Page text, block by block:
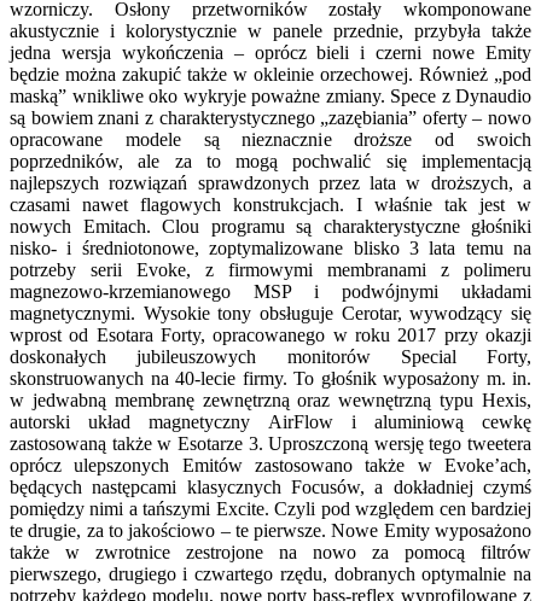
wzorniczy. Osłony przetworników zostały wkomponowane
akustycznie i kolorystycznie w panele przednie, przybyła także
jedna wersja wykończenia – oprócz bieli i czerni nowe Emity
będzie można zakupić także w okleinie orzechowej. Również „pod
maską” wnikliwe oko wykryje poważne zmiany. Spece z Dynaudio
są bowiem znani z charakterystycznego „zazębiania” oferty – nowo
opracowane modele są nieznacznie droższe od swoich
poprzedników, ale za to mogą pochwalić się implementacją
najlepszych rozwiązań sprawdzonych przez lata w droższych, a
czasami nawet flagowych konstrukcjach. I właśnie tak jest w
nowych Emitach. Clou programu są charakterystyczne głośniki
nisko- i średniotonowe, zoptymalizowane blisko 3 lata temu na
potrzeby serii Evoke, z firmowymi membranami z polimeru
magnezowo-krzemianowego MSP i podwójnymi układami
magnetycznymi. Wysokie tony obsługuje Cerotar, wywodzący się
wprost od Esotara Forty, opracowanego w roku 2017 przy okazji
doskonałych jubileuszowych monitorów Special Forty,
skonstruowanych na 40-lecie firmy. To głośnik wyposażony m. in.
w jedwabną membranę zewnętrzną oraz wewnętrzną typu Hexis,
autorski układ magnetyczny AirFlow i aluminiową cewkę
zastosowaną także w Esotarze 3. Uproszczoną wersję tego tweetera
oprócz ulepszonych Emitów zastosowano także w Evoke’ach,
będących następcami klasycznych Focusów, a dokładniej czymś
pomiędzy nimi a tańszymi Excite. Czyli pod względem cen bardziej
te drugie, za to jakościowo – te pierwsze. Nowe Emity wyposażono
także w zwrotnice zestrojone na nowo za pomocą filtrów
pierwszego, drugiego i czwartego rzędu, dobranych optymalnie na
potrzeby każdego modelu, nowe porty bass-reflex wyprofilowane z